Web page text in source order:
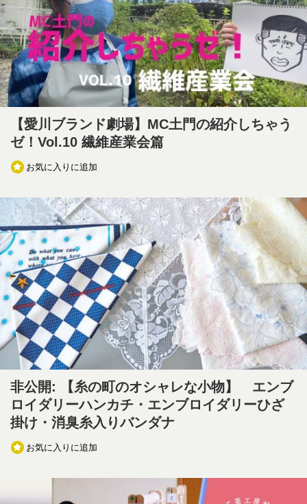
【愛川ブランド劇場】MC土門の紹介しちゃう
ゼ！Vol.10 繊維産業会篇
お気に入りに追加
非公開: 【糸の町のオシャレな小物】 エンブ
ロイダリーハンカチ・エンブロイダリーひざ
掛け・消臭糸入りバンダナ
お気に入りに追加